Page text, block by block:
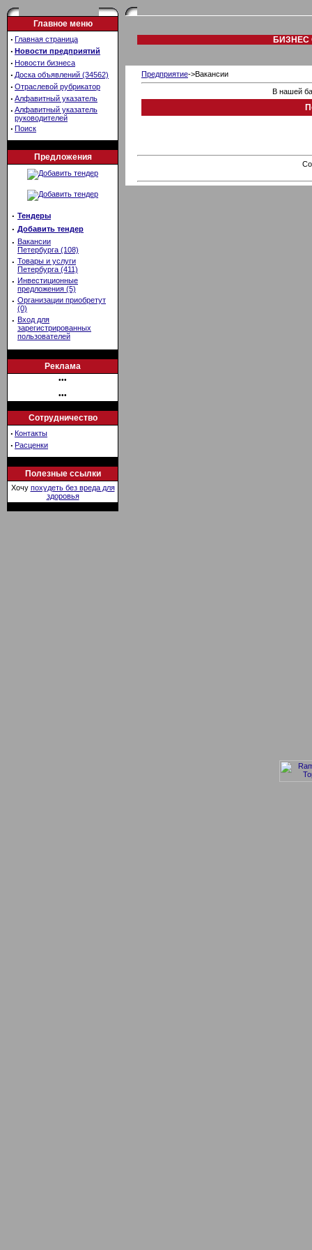
Главное меню
· Главная страница
· Новости предприятий
· Новости бизнеса
· Доска объявлений (34562)
· Отраслевой рубрикатор
· Алфавитный указатель
· Алфавитный указатель
руководителей
· Поиск
Предложения
· Тендеры
· Добавить тендер
· Вакансии
Петербурга (108)
· Товары и услуги
Петербурга (411)
· Инвестиционные
предложения (5)
· Организации приобретут
(0)
· Вход для
зарегистрированных
пользователей
Реклама
•••
•••
Сотрудничество
· Контакты
· Расценки
Полезные ссылки
Хочу похудеть без вреда для
здоровья
БИЗНЕС
Предприятие->Вакансии
В нашей